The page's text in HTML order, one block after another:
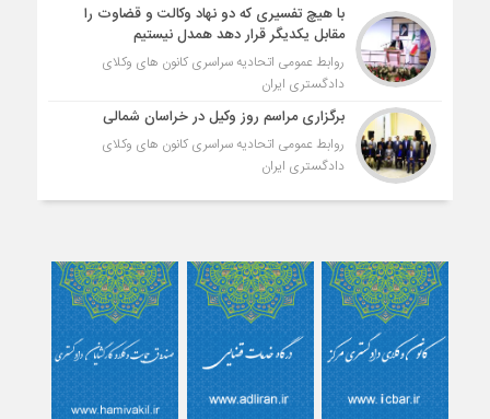
با هیچ تفسیری که دو نهاد وکالت و قضاوت را
مقابل یکدیگر قرار دهد همدل نیستیم
روابط عمومی اتحادیه سراسری کانون های وکلای
دادگستری ایران
برگزاری مراسم روز وکیل در خراسان شمالی
روابط عمومی اتحادیه سراسری کانون های وکلای
دادگستری ایران